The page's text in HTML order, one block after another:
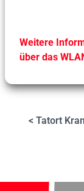
Weitere
über das
< Tatort